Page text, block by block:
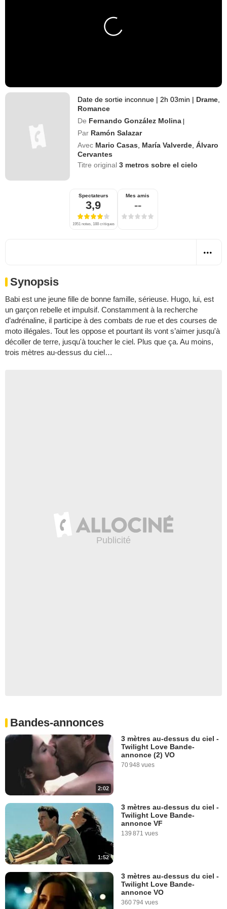
Date de sortie inconnue | 2h 03min | Drame
Romance
De Fernando González Molina |
Par Ramón Salazar
Avec Mario Casas María Valverde ,Álvaro
Cervantes
Titre original3 metros sobre el cielo
Spectateurs
3,9
1951 notes, 188 critiques
Mes amis
--
Synopsis
Babi est une jeune fille de bonne famille, sérieuse. Hugo, lui, est
un garçon rebelle et impulsif. Constamment à la recherche
d’adrénaline, il participe à des combats de rue et des courses de
moto illégales. Tout les oppose et pourtant ils vont s’aimer jusqu'à
décoller de terre, jusqu'à toucher le ciel. Plus que ça. Au moins,
trois mètres au-dessus du ciel…
Bandes-annonces
2:02
3 mètres au-dessus du ciel -
Twilight Love Bande-
annonce (2) VO
70 948 vues
1:52
3 mètres au-dessus du ciel -
Twilight Love Bande-
annonce VF
139 871 vues
3 mètres au-dessus du ciel -
Twilight Love Bande-
annonce VO
360 794 vues